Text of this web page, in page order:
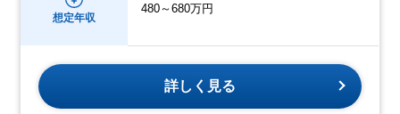
想定年収
480～680万円
詳しく見る